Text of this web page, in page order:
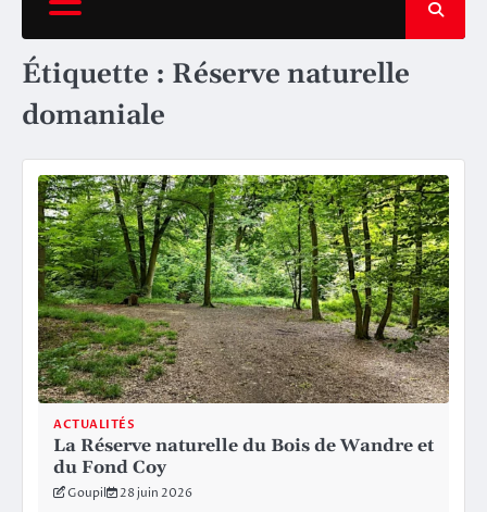
Étiquette : Réserve naturelle
domaniale
ACTUALITÉS
La Réserve naturelle du Bois de Wandre et
du Fond Coy
Goupil 28 juin 2026